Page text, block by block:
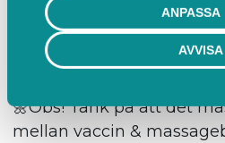
ANPASSA
AVVISA
🌼 Jag har en kollega
allergisk/hundrädd tveka
innan så löser jag det.
🌼Obs! Tänk på att det
mellan vaccin &